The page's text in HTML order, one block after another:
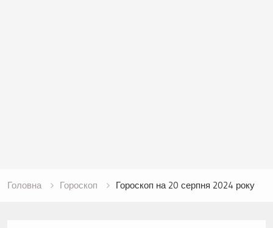
Головна Гороскоп Гороскоп на 20 серпня 2024 року